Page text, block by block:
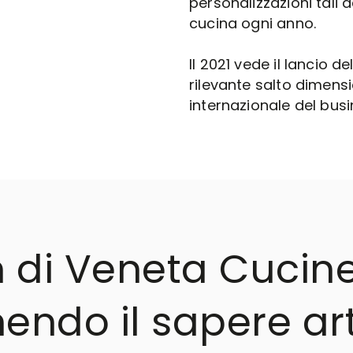
cucina ogni anno.
Il 2021 vede il lancio
rilevante salto
internazionale del
di Veneta
il sapere